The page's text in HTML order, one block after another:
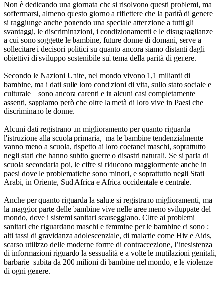
Non è dedicando una giornata che si risolvono questi problemi, ma
soffermarsi, almeno questo giorno a riflettere che la parità di genere
si raggiunge anche ponendo una speciale attenzione a tutti gli
svantaggi, le discriminazioni, i condizionamenti e le disuguaglianze
a cui sono soggette le bambine, future donne di domani, serve a
sollecitare i decisori politici su quanto ancora siamo distanti dagli
obiettivi di sviluppo sostenibile sul tema della parità di genere.
Secondo le Nazioni Unite, nel mondo vivono 1,1 miliardi di
bambine, ma i dati sulle loro condizioni di vita, sullo stato sociale e
culturale sono ancora carenti e in alcuni casi completamente
assenti, sappiamo però che oltre la metà di loro vive in Paesi che
discriminano le donne.
Alcuni dati registrano un miglioramento per quanto riguarda
l'istruzione alla scuola primaria, ma le bambine tendenzialmente
vanno meno a scuola, rispetto ai loro coetanei maschi, soprattutto
negli stati che hanno subito guerre o disastri naturali. Se si parla di
scuola secondaria poi, le cifre si riducono maggiormente anche in
paesi dove le problematiche sono minori, e soprattutto negli Stati
Arabi, in Oriente, Sud Africa e Africa occidentale e centrale.
Anche per quanto riguarda la salute si registrano miglioramenti, ma
la maggior parte delle bambine vive nelle aree meno sviluppate del
mondo, dove i sistemi sanitari scarseggiano. Oltre ai problemi
sanitari che riguardano maschi e femmine per le bambine ci sono :
alti tassi di gravidanza adolescenziale, di malattie come Hiv e Aids,
scarso utilizzo delle moderne forme di contraccezione, l’inesistenza
di informazioni riguardo la sessualità e a volte le mutilazioni genitali,
barbarie subita da 200 milioni di bambine nel mondo, e le violenze
di ogni genere.